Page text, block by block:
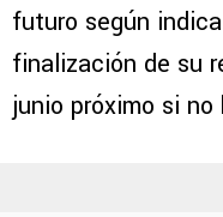
futuro según
finalización de su
junio próximo si